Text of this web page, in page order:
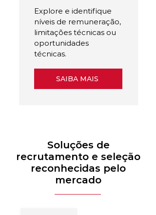
Explore e identifique
níveis de remuneração,
limitações técnicas ou
oportunidades
técnicas.
SAIBA MAIS
Soluções de
recrutamento e seleção
reconhecidas pelo
mercado